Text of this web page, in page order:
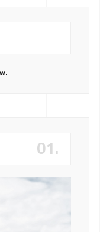
01.